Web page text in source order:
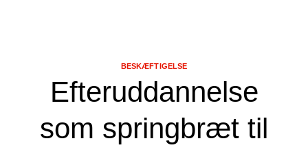
Efteruddannelse
som springbræt til
BESKÆFTIGELSE